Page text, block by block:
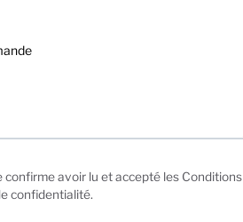
confirme avoir lu et accepté les Conditions
confidentialité.